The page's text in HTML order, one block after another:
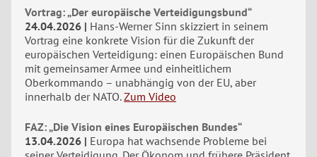
Vortrag: „Der europäische Verteidigungsbund“
24.04.2026
Hans-Werner Sinn skizziert in seinem
Vortrag eine konkrete Vision für die Zukunft der
europäischen Verteidigung: einen Europäischen Bund
mit gemeinsamer Armee und einheitlichem
Oberkommando – unabhängig von der EU, aber
innerhalb der NATO. Zum Video
FAZ: „Die Vision eines Europäischen Bundes“
13.04.2026
Europa hat wachsende Probleme bei